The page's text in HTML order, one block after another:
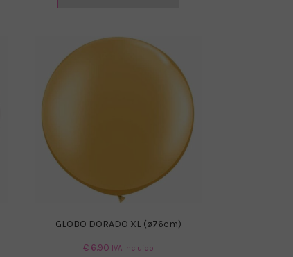
GLOBO DORADO XL (ø76cm)
€ 6.90 IVA Incluido